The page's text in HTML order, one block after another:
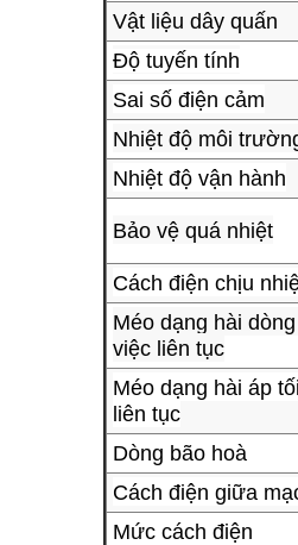
Vật liệu dây quấn
Độ tuyến tính
Sai số điện cảm
Nhiệt độ môi
Nhiệt độ vận hành
Bảo vệ quá nhiệt
Cách điện chịu
Méo dạng hài
việc liên tục
Méo dạng hài áp
liên tục
Dòng bão hoà
Cách điện giữa
Mức cách điện